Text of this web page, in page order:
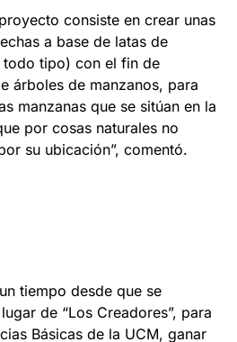
consiste en crear unas
a base de latas de
tipo) con el fin de
árboles de manzanos, para
manzanas que se sitúan en la
por cosas naturales no
su ubicación”, comentó.
tiempo desde que se
de “Los Creadores”, para
Básicas de la UCM, ganar